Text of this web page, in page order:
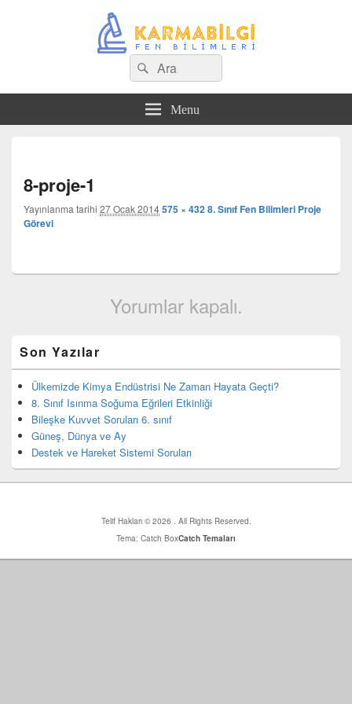
Search
for:
Ara
Menu
8-proje-1
Yayınlanma tarihi 27 Ocak 2014575 × 4328. Sınıf Fen Bilimleri Proje
Görevi
Yorumlar kapalı.
yan
bar
eklenti
bölgesi
Son Yazılar
Ülkemizde Kimya Endüstrisi Ne Zaman Hayata Geçti?
8. Sınıf Isınma Soğuma Eğrileri Etkinliği
Bileşke Kuvvet Soruları 6. sınıf
Güneş, Dünya ve Ay
Destek ve Hareket Sistemi Soruları
Telif Hakları © 2026 . All Rights Reserved.
Tema: Catch BoxCatch Temaları